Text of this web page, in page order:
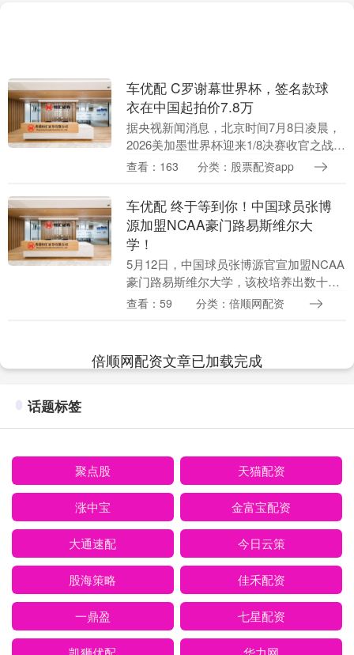
车优配 C罗谢幕世界杯，签名款球
衣在中国起拍价7.8万
据央视新闻消息，北京时间7月8日凌晨，
2026美加墨世界杯迎来1/8决赛收官之战，
瑞士在点球大战中取得胜利。世界杯至此
助、....
查看：163 分类：股票配资app
车优配 终于等到你！中国球员张博
源加盟NCAA豪门路易斯维尔大
学！
5月12日，中国球员张博源官宣加盟NCAA
豪门路易斯维尔大学，该校培养出数十名
NBA球员，其中最被球迷熟悉的就是骑士
查看：59 分类：倍顺网配资
倍顺网配资文章已加载完成
话题标签
聚点股 天猫配资
涨中宝 金富宝配资
大通速配 今日云策
股海策略 佳禾配资
一鼎盈 七星配资